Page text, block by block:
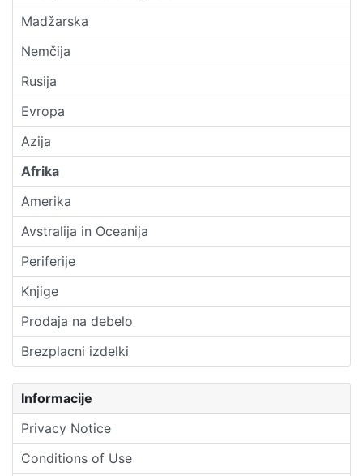
Madžarska
Nemčija
Rusija
Evropa
Azija
Afrika
Amerika
Avstralija in Oceanija
Periferije
Knjige
Prodaja na debelo
Brezplacni izdelki
Informacije
Privacy Notice
Conditions of Use